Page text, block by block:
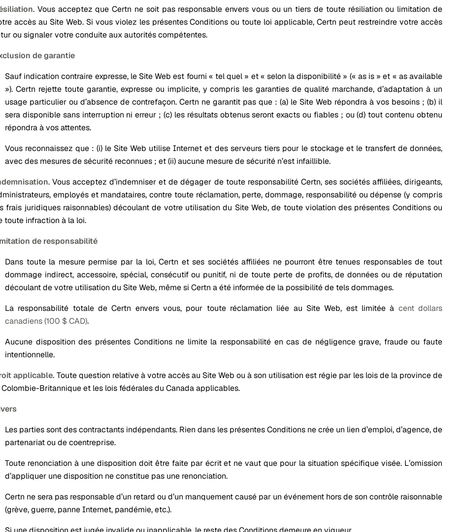
. Vous acceptez que Certn ne soit pas responsable envers vous ou un tiers de toute résiliation ou limitation de
accès au Site Web. Si vous violez les présentes Conditions ou toute loi applicable, Certn peut restreindre votre accès
ou signaler votre conduite aux autorités compétentes.
de garantie
Sauf indication contraire expresse, le Site Web est fourni « tel quel » et « selon la disponibilité » (« as is » et « as available
»). Certn rejette toute garantie, expresse ou implicite, y compris les garanties de qualité marchande, d’adaptation à un
usage particulier ou d’absence de contrefaçon. Certn ne garantit pas que : (a) le Site Web répondra à vos besoins ; (b) il
sera disponible sans interruption ni erreur ; (c) les résultats obtenus seront exacts ou fiables ; ou (d) tout contenu obtenu
répondra à vos attentes.
Vous reconnaissez que : (i) le Site Web utilise Internet et des serveurs tiers pour le stockage et le transfert de données,
avec des mesures de sécurité reconnues ; et (ii) aucune mesure de sécurité n’est infaillible.
.Vous acceptez d’indemniser et de dégager de toute responsabilité Certn, ses sociétés affiliées, dirigeants,
employés et mandataires, contre toute réclamation, perte, dommage, responsabilité ou dépense (y compris
frais juridiques raisonnables) découlant de votre utilisation du Site Web, de toute violation des présentes Conditions ou
toute infraction à la loi.
de responsabilité
Dans toute la mesure permise par la loi, Certn et ses sociétés affiliées ne pourront être tenues responsables de tout
dommage indirect, accessoire, spécial, consécutif ou punitif, ni de toute perte de profits, de données ou de réputation
découlant de votre utilisation du Site Web, même si Certn a été informée de la possibilité de tels dommages.
La responsabilité totale de Certn envers vous, pour toute réclamation liée au Site Web, est limitée à cent dollars
canadiens (100 $ CAD).
Aucune disposition des présentes Conditions ne limite la responsabilité en cas de négligence grave, fraude ou faute
intentionnelle.
applicable. Toute question relative à votre accès au Site Web ou à son utilisation est régie par les lois de la province de
Colombie-Britannique et les lois fédérales du Canada applicables.
Les parties sont des contractants indépendants. Rien dans les présentes Conditions ne crée un lien d’emploi, d’agence, de
partenariat ou de coentreprise.
Toute renonciation à une disposition doit être faite par écrit et ne vaut que pour la situation spécifique visée. L’omission
d’appliquer une disposition ne constitue pas une renonciation.
Certn ne sera pas responsable d’un retard ou d’un manquement causé par un événement hors de son contrôle raisonnable
(grève, guerre, panne Internet, pandémie, etc.).